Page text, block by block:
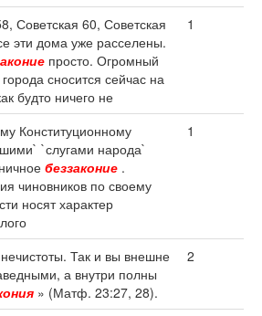
Советская 60, Советская
эти дома уже расселены.
просто. Огромный
города сносится сейчас на
будто ничего не
1
Конституционному
`слугами народа`
беззаконие .
чиновников по своему
носят характер
1
Так и вы внешне
а внутри полны
» (Матф. 23:27, 28).
2